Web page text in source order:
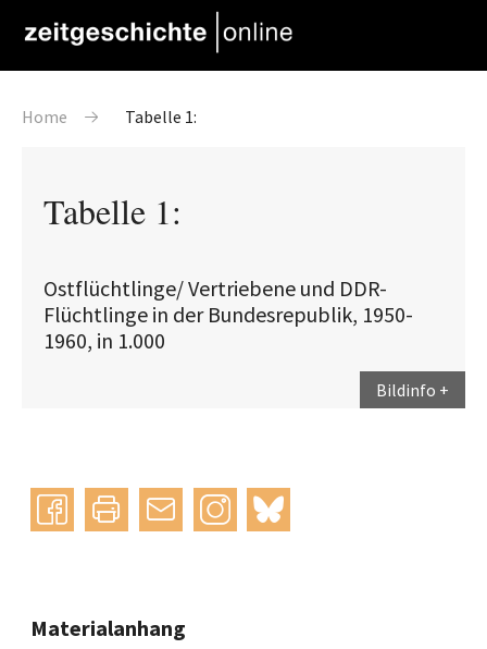
Pfadnavigation
Home Tabelle 1:
Tabelle 1:
Ostflüchtlinge/ Vertriebene und DDR-
Flüchtlinge in der Bundesrepublik, 1950-
1960, in 1.000
Bildinfo
Instagram
bluesky
Materialanhang